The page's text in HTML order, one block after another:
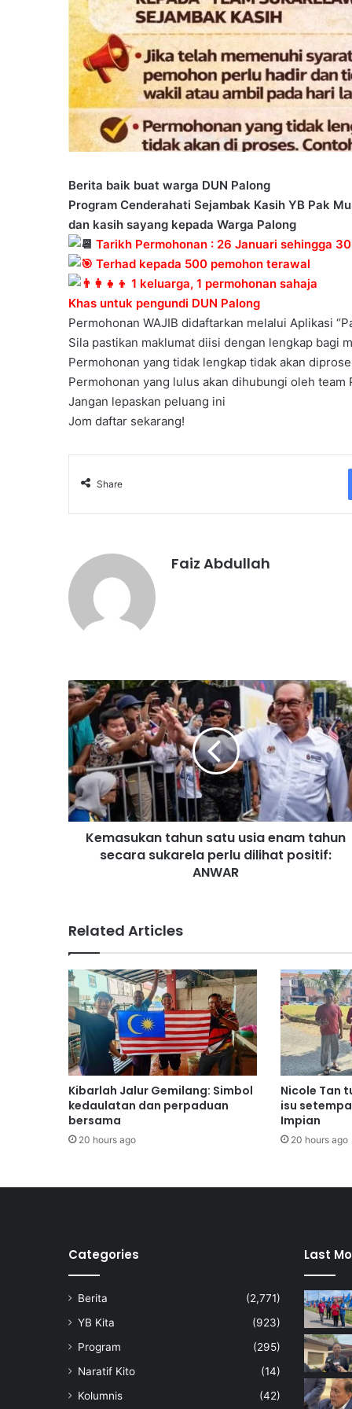
Berita baik buat warga DUN Palong
Program Cenderahati Sejambak Kasih YB Pak
dan kasih sayang kepada Warga Palong
Tarikh Permohonan : 26 Januari sehingga
Terhad kepada 500 pemohon terawal
1 keluarga, 1 permohonan sahaja
Khas untuk pengundi DUN Palong
Permohonan WAJIB didaftarkan melalui Aplikasi
Sila pastikan maklumat diisi dengan lengkap bagi
Permohonan yang tidak lengkap tidak akan
Permohonan yang lulus akan dihubungi oleh team
Jangan lepaskan peluang ini
Jom daftar sekarang!
Share
Faiz Abdullah
K
e
m
a
u
k
a
n
a
t
u
u
s
i
a
e
n
a
m
t
a
a
s
a
l
Kemasukan tahun satu usia enam tahun
secara sukarela perlu dilihat positif:
ANWAR
Related Articles
Kibarlah Jalur Gemilang: Simbol
kedaulatan dan perpaduan
bersama
20 hours ago
Nicole Tan
isu
Impian
20 hours ago
Categories
Berita
(2,771)
YB Kita
(923)
Program
(295)
Naratif Kito
(14)
Kolumnis
(42)
Last